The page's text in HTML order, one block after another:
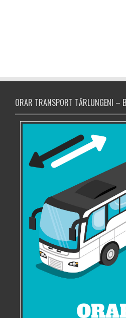
ORAR TRANSPORT TĂRLUNGENI –